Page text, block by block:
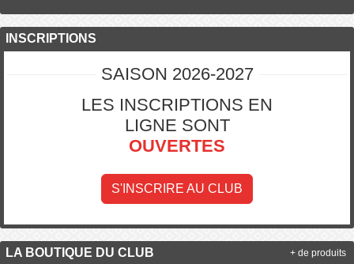
INSCRIPTIONS
SAISON 2026-2027
LES INSCRIPTIONS EN
LIGNE SONT
OUVERTES
S'INSCRIRE AU CLUB
LA BOUTIQUE DU CLUB + de produits